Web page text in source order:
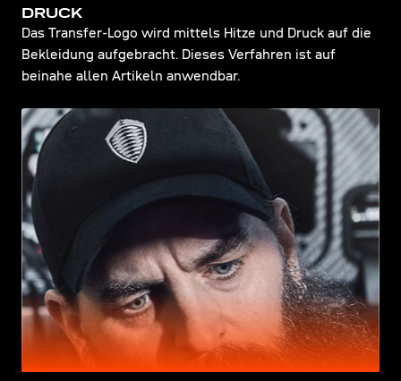
DRUCK
Das Transfer-Logo wird mittels Hitze und Druck auf die
Bekleidung aufgebracht. Dieses Verfahren ist auf
beinahe allen Artikeln anwendbar.